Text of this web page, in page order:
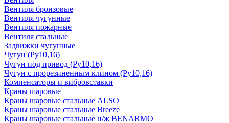
Вентиля бронзовые
Вентиля чугунные
Вентиля пожарные
Вентиля стальные
Задвижки чугунные
Чугун (Ру10,16)
Чугун под привод (Ру10,16)
Чугун с прорезиненным клином (Ру10,16)
Компенсаторы и вибровставки
Краны шаровые
Краны шаровые стальные ALSO
Краны шаровые стальные Breeze
Краны шаровые стальные н/ж BENARMO